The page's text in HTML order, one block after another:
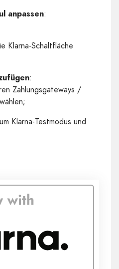
anpassen:
Klarna-Schaltfläche
:
Zahlungsgateways /
Klarna-Testmodus und